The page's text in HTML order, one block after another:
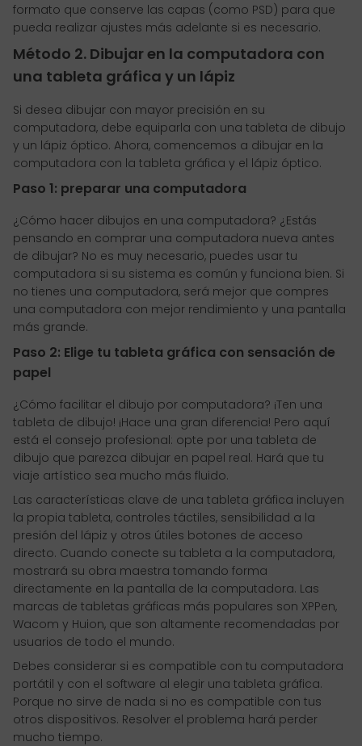
formato que conserve las capas (como PSD) para que
pueda realizar ajustes más adelante si es necesario.
Método 2. Dibujar en la computadora con
una tableta gráfica y un lápiz
Si desea dibujar con mayor precisión en su
computadora, debe equiparla con una tableta de dibujo
y un lápiz óptico. Ahora, comencemos a dibujar en la
computadora con la tableta gráfica y el lápiz óptico.
Paso 1: preparar una computadora
¿Cómo hacer dibujos en una computadora? ¿Estás
pensando en comprar una computadora nueva antes
de dibujar? No es muy necesario, puedes usar tu
computadora si su sistema es común y funciona bien. Si
no tienes una computadora, será mejor que compres
una computadora con mejor rendimiento y una pantalla
más grande.
Paso 2: Elige tu tableta gráfica con sensación de
papel
¿Cómo facilitar el dibujo por computadora? ¡Ten una
tableta de dibujo! ¡Hace una gran diferencia! Pero aquí
está el consejo profesional: opte por una tableta de
dibujo que parezca dibujar en papel real. Hará que tu
viaje artístico sea mucho más fluido.
Las características clave de una tableta gráfica incluyen
la propia tableta, controles táctiles, sensibilidad a la
presión del lápiz y otros útiles botones de acceso
directo. Cuando conecte su tableta a la computadora,
mostrará su obra maestra tomando forma
directamente en la pantalla de la computadora. Las
marcas de tabletas gráficas más populares son XPPen,
Wacom y Huion, que son altamente recomendadas por
usuarios de todo el mundo.
Debes considerar si es compatible con tu computadora
portátil y con el software al elegir una tableta gráfica.
Porque no sirve de nada si no es compatible con tus
otros dispositivos. Resolver el problema hará perder
mucho tiempo.